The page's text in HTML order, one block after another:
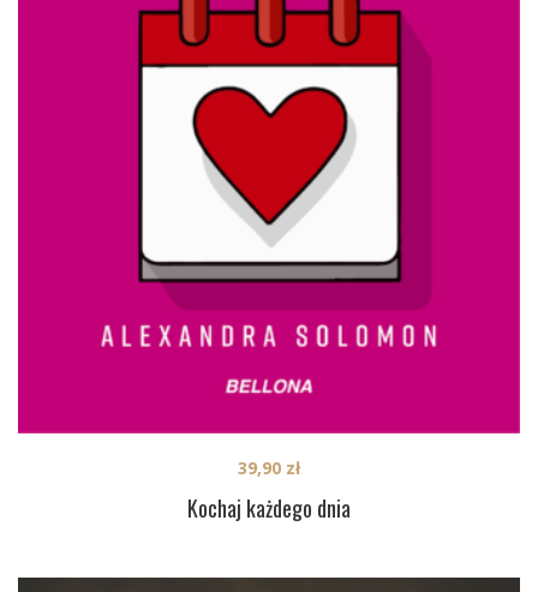
Kochaj każdego dnia
39,90 zł